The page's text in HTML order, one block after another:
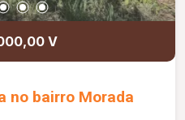
V
no bairro Morada